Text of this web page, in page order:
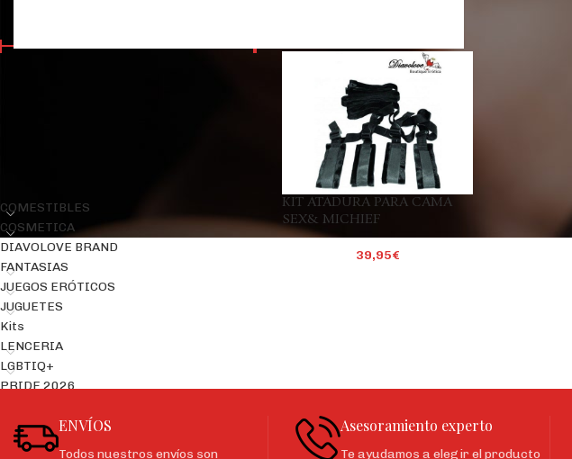
COMESTIBLES
COSMETICA
DIAVOLOVE BRAND
FANTASIAS
JUEGOS ERÓTICOS
JUGUETES
Kits
LENCERIA
LGBTIQ+
PRIDE 2026
KIT ATADURA PARA CAMA
SEX& MICHIEF
39,95€
ENVÍOS
Todos nuestros envíos son
Asesoramiento experto
Te ayudamos a elegir el producto